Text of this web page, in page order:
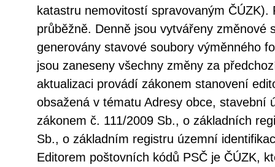
katastru nemovitostí spravovaným ČÚZK).
průběžně. Denně jsou vytvářeny změnové
generovány stavové soubory výměnného
jsou zaneseny všechny změny za
aktualizaci provádí zákonem stanovení
obsažená v tématu Adresy obce, stavební
zákonem č. 111/2009 Sb., o základních
Sb., o základním registru územní
Editorem poštovních kódů PSČ je ČÚZK,